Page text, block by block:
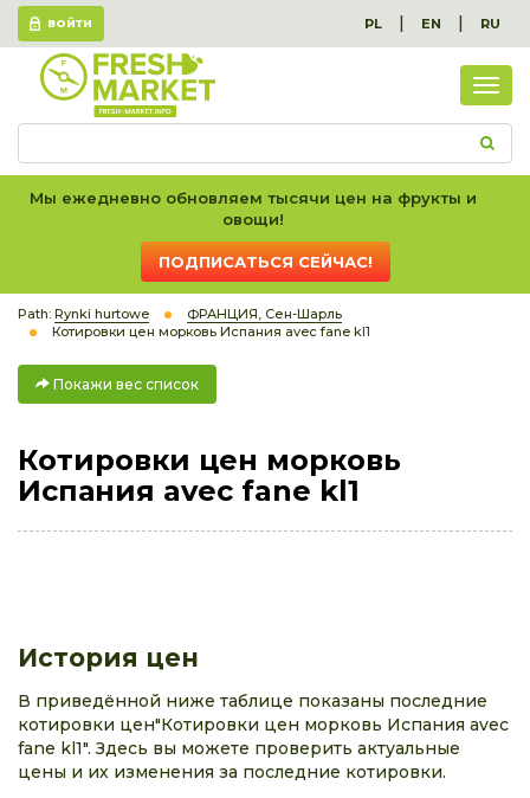
ВОЙТИ PL | EN | RU
вес
Мы ежедневно обновляем тысячи цен на фрукты и
овощи!
ПОДПИСАТЬСЯ СЕЙЧАС!
Path: Rynki hurtowe
ФРАНЦИЯ, Сен-Шарль
Котировки цен морковь Испания avec fane kl1
Покажи вес список
Котировки цен морковь
Испания avec fane kl1
История цен
В приведённой ниже таблице показаны последние
котировки цен"Котировки цен морковь Испания avec
fane kl1". Здесь вы можете проверить актуальные
цены и их изменения за последние котировки.